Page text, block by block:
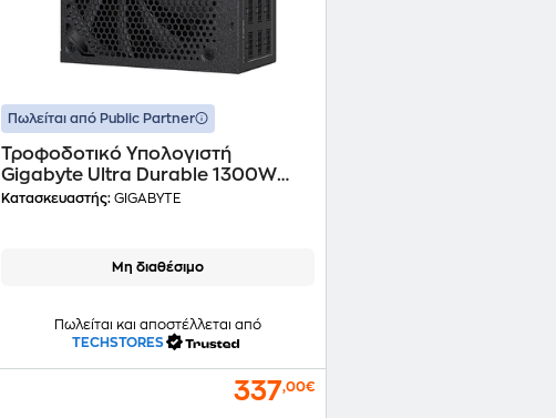
Πωλείται από Public Partner
Τροφοδοτικό Υπολογιστή
Gigabyte Ultra Durable 1300W
80+ Gold - Μαύρο
Κατασκευαστής: GIGABYTE
Μη διαθέσιμο
Πωλείται και αποστέλλεται από
TECHSTORES
337,00€